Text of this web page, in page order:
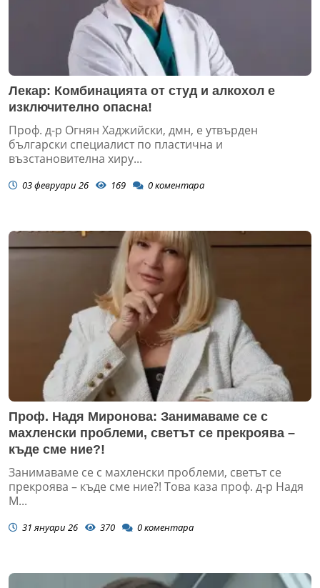
Лекар: Комбинацията от студ и алкохол е
изключително опасна!
Проф. д-р Огнян Хаджийски, дмн, е утвърден
български специалист по пластична и
възстановителна хиру...
03 февруари 26 169 0коментара
Проф. Надя Миронова: Занимаваме се с
махленски проблеми, светът се прекроява –
къде сме ние?!
Занимаваме се с махленски проблеми, светът се
прекроява – къде сме ние?! Това каза проф. д-р Надя
М...
31 януари 26 370 0коментара